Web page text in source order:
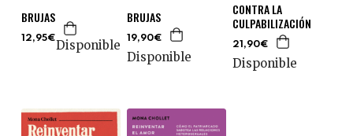
BRUJAS
12,95€Disponible
BRUJAS
19,90€
Disponible
CONTRA LA
CULPABILIZACIÓN
21,90€
Disponible